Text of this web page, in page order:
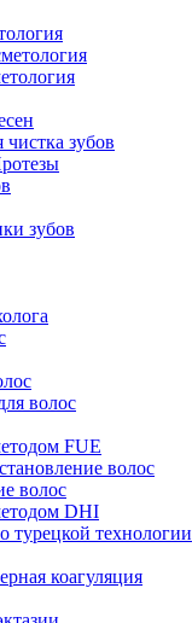
зубов
зубов
волос
FUE
волос
волос
DHI
турецкой технологии
коагуляция